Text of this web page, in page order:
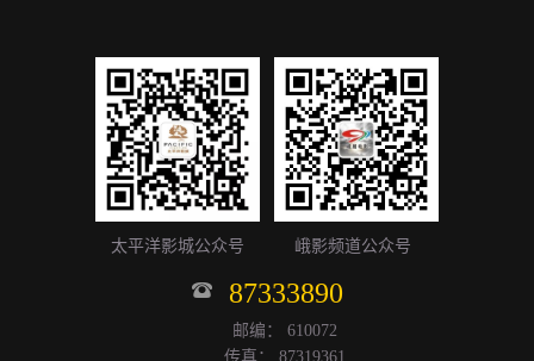
太平洋影城公众号 峨影频道公众号
87333890
邮编： 610072
传真： 87319361